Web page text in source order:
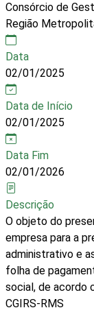
Consórcio de
Região
Data
02/01/2025
Data de Início
02/01/2025
Data Fim
02/01/2026
Descrição
O objeto do
empresa para a
administrativo e
folha de
social, de acordo
CGIRS-RMS